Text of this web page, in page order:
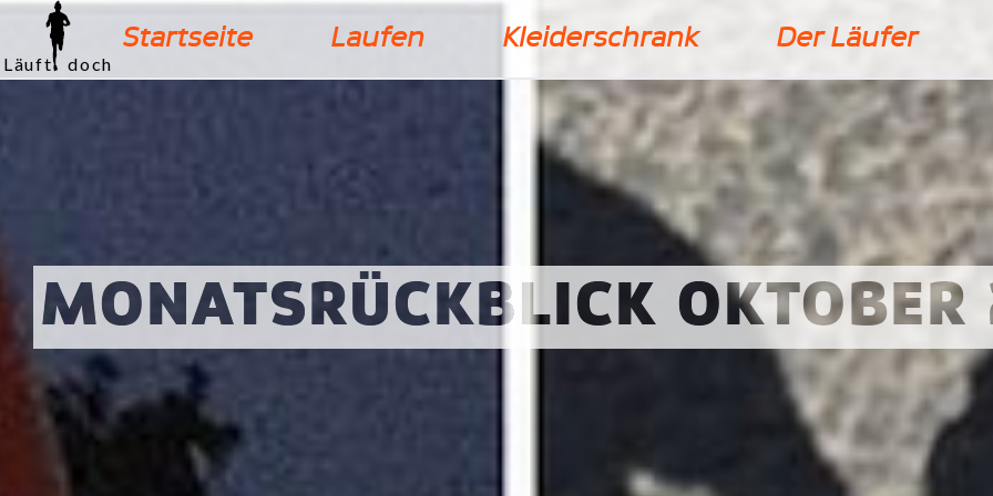
Startseite Laufen Kleiderschrank Der Läufer
Läuft doch
OKTOBER 2015